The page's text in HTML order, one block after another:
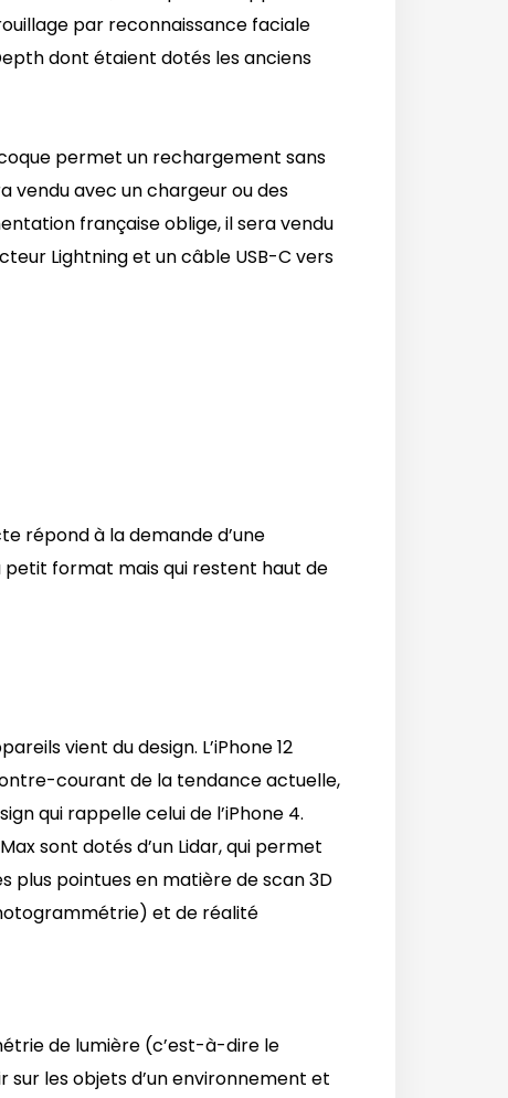
par reconnaissance faciale
dont étaient dotés les anciens
permet un rechargement sans
vendu avec un chargeur ou des
française oblige, il sera vendu
Lightning et un câble USB-C vers
répond à la demande d’une
format mais qui restent haut de
vient du design. L’iPhone 12
courant de la tendance actuelle,
qui rappelle celui de l’iPhone 4.
sont dotés d’un Lidar, qui permet
pointues en matière de scan 3D
et de réalité
de lumière (c’est-à-dire le
les objets d’un environnement et